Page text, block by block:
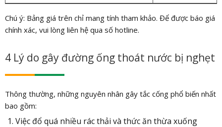
Chú ý: Bảng giá trên chỉ mang tính tham khảo. Để được báo giá
chính xác, vui lòng liên hệ qua số hotline.
4 Lý do gây đường ống thoát nước bị nghẹt
Thông thường, những nguyên nhân gây tắc cống phổ biến nhất
bao gồm:
Việc đổ quá nhiều rác thải và thức ăn thừa xuống